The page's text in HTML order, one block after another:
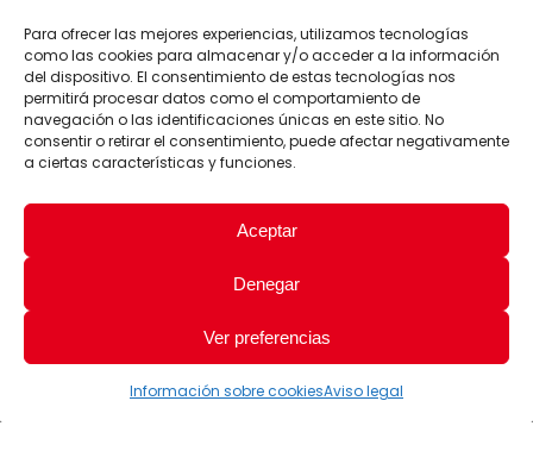
Para ofrecer las mejores experiencias, utilizamos tecnologías
como las cookies para almacenar y/o acceder a la información
del dispositivo. El consentimiento de estas tecnologías nos
permitirá procesar datos como el comportamiento de
navegación o las identificaciones únicas en este sitio. No
consentir o retirar el consentimiento, puede afectar negativamente
a ciertas características y funciones.
Aceptar
Denegar
Ver preferencias
Información sobre cookiesAviso legal